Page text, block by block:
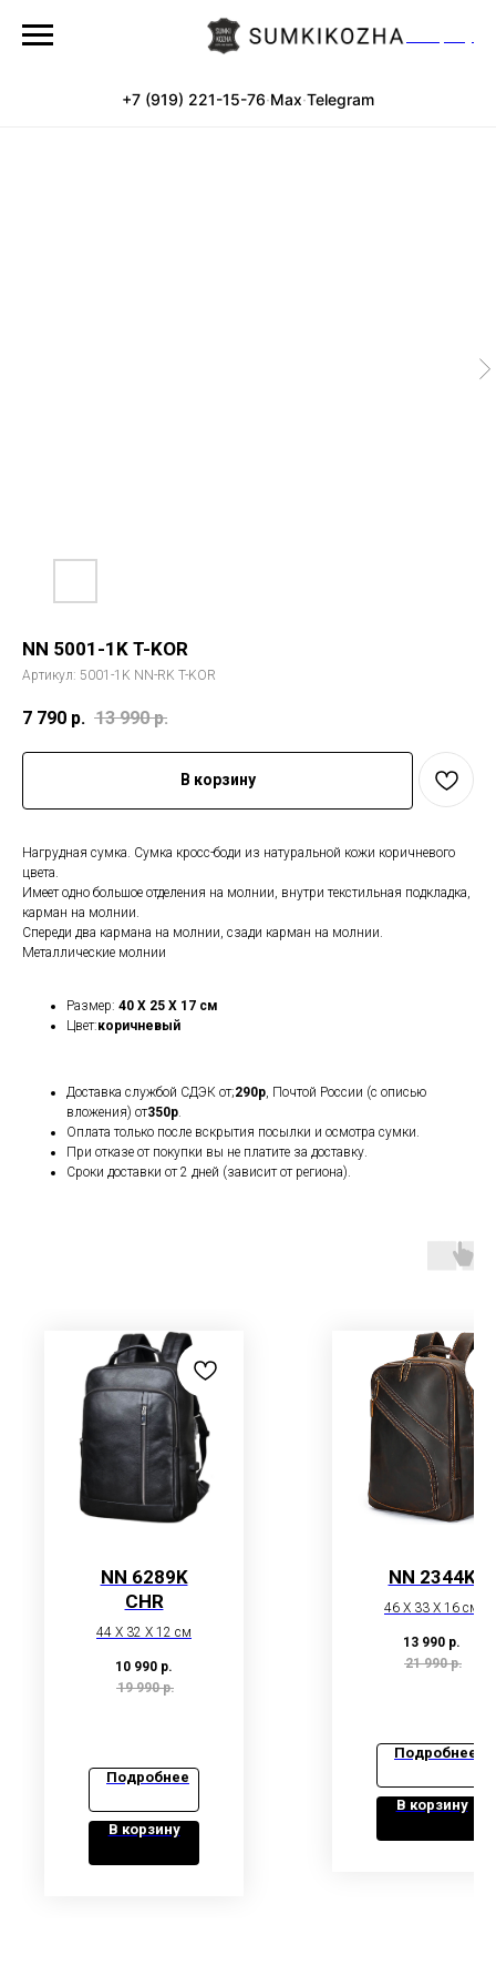
+7 (919) 221-15-76·Max·Telegram
NN 5001-1K T-KOR
Артикул: 5001-1K NN-RK T-KOR
7 790 р. 13 990 р.
В корзину
Нагрудная сумка. Сумка кросс-боди из натуральной кожи коричневого
цвета.
Имеет одно большое отделения на молнии, внутри текстильная подкладка,
карман на молнии.
Спереди два кармана на молнии, сзади карман на молнии.
Металлические молнии
Размер: 40 X 25 X 17 см
Цвет:коричневый
Доставка службой СДЭК от;290р , Почтой России (с описью
вложения) от350р
Оплата только после вскрытия посылки и осмотра сумки.
При отказе от покупки вы не платите за доставку.
Сроки доставки от 2 дней (зависит от региона).
NN 6289K
CHR
44 X 32 X 12 см
10 990 р.
19 990 р.
Подробнее
В корзину
NN 2344K
46 X 33 X 16 см
13 990 р.
21 990 р.
Подробнее
В корзину